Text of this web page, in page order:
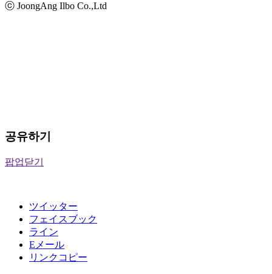
ⓒ JoongAng Ilbo Co.,Ltd
공유하기
팝업닫기
ツイッター
フェイスブック
ライン
Eメール
リンクコピー